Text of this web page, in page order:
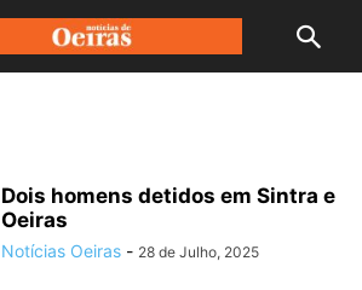
Dois homens detidos em Sintra e
Oeiras
Notícias Oeiras - 28 de Julho, 2025